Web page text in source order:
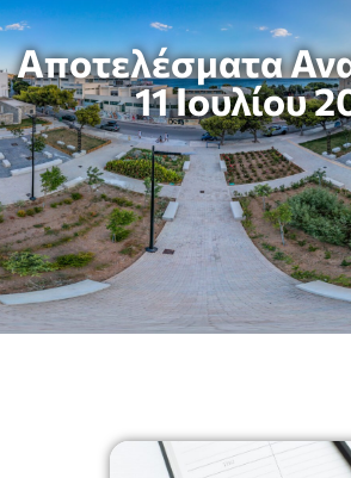
Αποτελέσματα
11 Ιουλίου